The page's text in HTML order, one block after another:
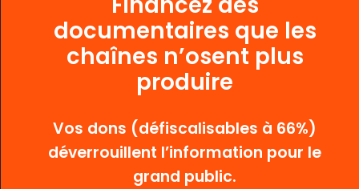
documentaires que les
chaînes n’osent plus
produire
Vos dons (défiscalisables à 66%)
déverrouillent l’information pour le
grand public.